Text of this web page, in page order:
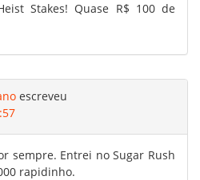
Stakes! Quase R$ 100 de
escreveu
sempre. Entrei no Sugar Rush
rapidinho.